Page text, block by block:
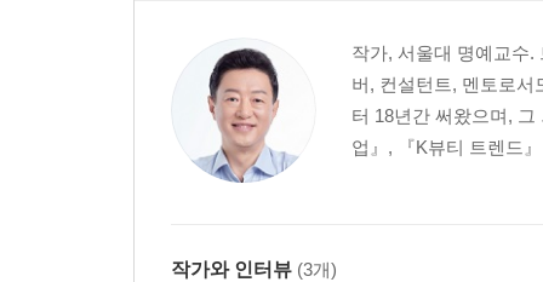
작가, 서울대 명예교수
버, 컨설턴트, 멘토로서
터 18년간 써왔으며,
업』, 『K뷰티 트렌드
작가와 인터뷰 (3개)